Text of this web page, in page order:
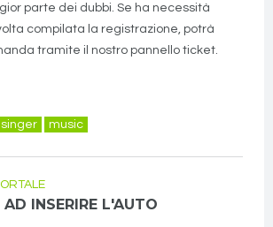
parte dei dubbi. Se ha necessità
compilata la registrazione, potrà
tramite il nostro pannello ticket.
singer music
AD INSERIRE L'AUTO